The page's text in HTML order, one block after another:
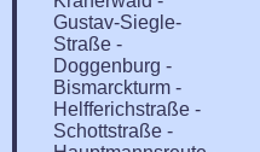
Gustav-Siegle-
Straße -
Doggenburg -
Bismarckturm -
Helfferichstraße -
Schottstraße -